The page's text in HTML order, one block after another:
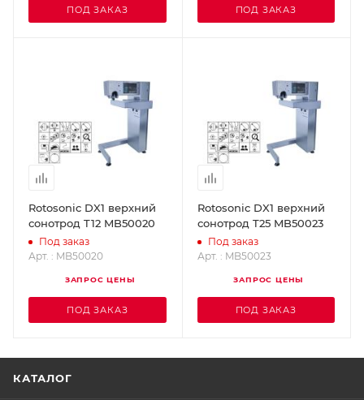
ПОД ЗАКАЗ ПОД ЗАКАЗ
Rotosonic DX1 верхний
сонотрод T12 MB50020
Под заказ
Арт. : MB50020
ЗАПРОС ЦЕНЫ
ПОД ЗАКАЗ
Rotosonic DX1 верхний
сонотрод T25 MB50023
Под заказ
Арт. : MB50023
ЗАПРОС ЦЕНЫ
ПОД ЗАКАЗ
КАТАЛОГ